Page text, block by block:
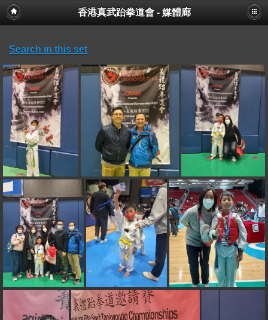
香港真武跆拳道會 - 媒體廊
Search in this set